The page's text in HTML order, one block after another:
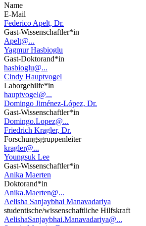
Name
E-Mail
Federico Apelt, Dr.
Gast-Wissenschaftler*in
Apelt@...
Yagmur Hasbioglu
Gast-Doktorand*in
hasbioglu@...
Cindy Hauptvogel
Laborgehilfe*in
hauptvogel@...
Domingo Jiménez-López, Dr.
Gast-Wissenschaftler*in
Domingo.Lopez@...
Friedrich Kragler, Dr.
Forschungsgruppenleiter
kragler@...
Youngsuk Lee
Gast-Wissenschaftler*in
Anika Maerten
Doktorand*in
Anika.Maerten@...
Aelisha Sanjaybhai Manavadariya
studentische/wissenschaftliche Hilfskraft
AelishaSanjaybhai.Manavadariya@...